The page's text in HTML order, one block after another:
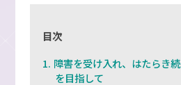
目次
障害を受け入れ、はたらき
を目指して